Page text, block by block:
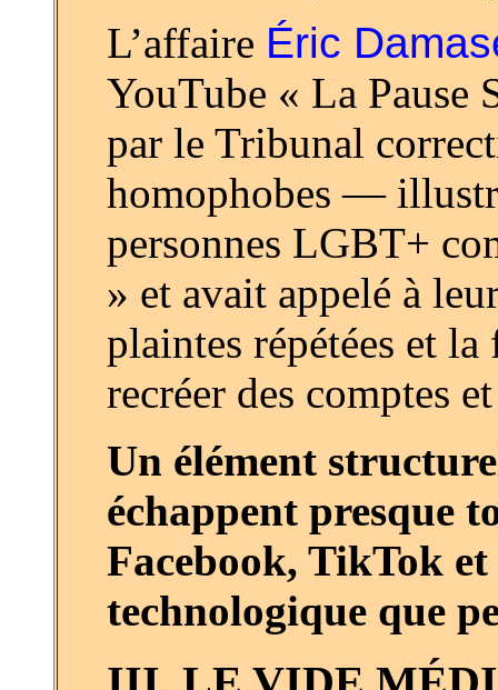
L’affaire Éric
YouTube « La Pause
par le Tribunal
homophobes —
personnes LGBT+
» et avait appelé à
plaintes répétées et
recréer des comptes
Un élément
échappent presque
Facebook, TikTok
technologique que